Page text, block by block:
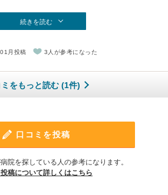
続きを読む
月投稿 3人が参考になった
をもっと読む (1件)
口コミを投稿
院を探している人の参考になります。
稿について詳しくはこちら